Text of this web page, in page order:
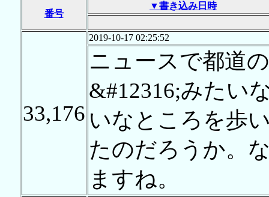
番号
▼書き込み日時
33,176
2019-10-17 02:25:52
ニュースで都道
&#12316;みたい
いなところを歩
たのだろうか。
ますね。